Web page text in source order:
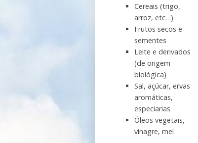
Cereais (trigo,
arroz, etc…)
Frutos secos e
sementes
Leite e derivados
(de origem
biológica)
Sal, açúcar, ervas
aromáticas,
especiarias
Óleos vegetais,
vinagre, mel